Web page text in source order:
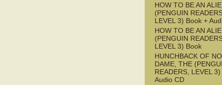
HOW TO BE AN
(PENGUIN
LEVEL 3) Book +
HOW TO BE AN
(PENGUIN
LEVEL 3) Book
HUNCHBACK OF
DAME, THE
READERS, LEVEL
Audio CD